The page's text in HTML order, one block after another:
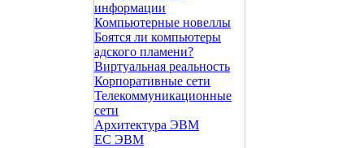
информации
Компьютерные новеллы
Боятся ли компьютеры
адского пламени?
Виртуальная реальность
Корпоративные сети
Телекоммуникационные
сети
Архитектура ЭВМ
ЕС ЭВМ